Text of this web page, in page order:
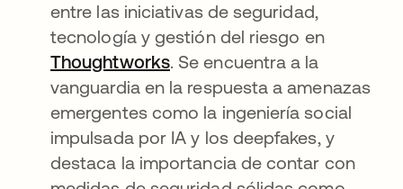
entre las iniciativas de seguridad,
tecnología y gestión del riesgo en
Thoughtworks. Se encuentra a la
vanguardia en la respuesta a amenazas
emergentes como la ingeniería social
impulsada por IA y los deepfakes, y
destaca la importancia de contar con